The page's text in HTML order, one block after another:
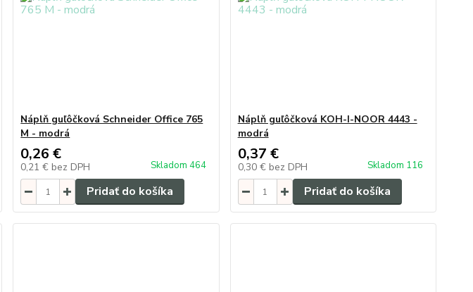
Náplň guľôčková Schneider Office 765
M - modrá
0,26 €
0,21 € bez DPH Skladom 464
Pridať do košíka
Náplň guľôčková KOH-I-NOOR 4443 -
modrá
0,37 €
0,30 € bez DPH Skladom 116
Pridať do košíka